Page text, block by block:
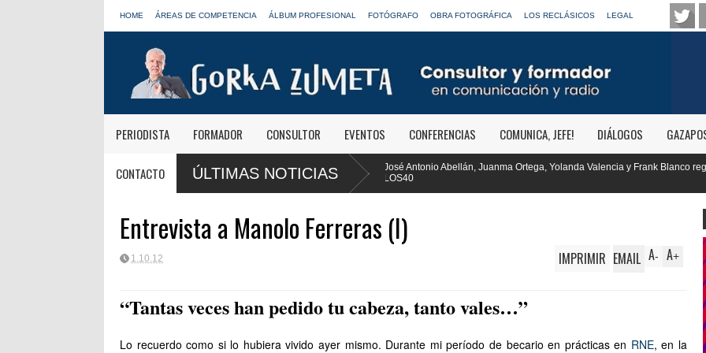
HOME ÁREAS DE COMPETENCIA ÁLBUM PROFESIONAL FOTÓGRAFO OBRA FOTOGRÁFICA LOS RECLÁSICOS LEGAL
PERIODISTA FORMADOR CONSULTOR EVENTOS CONFERENCIAS COMUNICA, JEFE! DIÁLOGOS
CONTACTO ÚLTIMAS NOTICIAS
de Onda Cero: "El viaje mereció
José Antonio Abellán, Juanma Ortega, Yolanda Valencia y Frank Blanco regresan a
LOS40
RTVE reivindica
Entrevista a Manolo Ferreras (I)
1.10.12 A+
A-
IMPRIMIR EMAIL
“Tantas veces han pedido tu cabeza, tanto vales…”
Lo recuerdo como si lo hubiera vivido ayer mismo. Durante mi período de becario en prácticas en RNE, en la